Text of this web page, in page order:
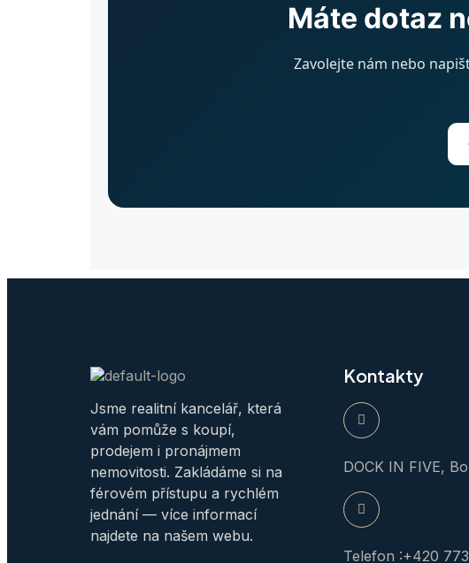
Máte dotaz
Zavolejte nám nebo
Jsme realitní kancelář, která
vám pomůže s koupí,
prodejem i pronájmem
nemovitosti. Zakládáme si na
férovém přístupu a rychlém
jednání — více informací
najdete na našem webu.
Kontakty
DOCK IN FIVE,
Telefon :+420